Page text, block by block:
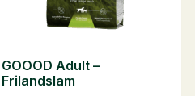
GOOOD Adult –
Frilandslam